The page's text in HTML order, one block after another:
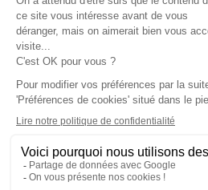
PAIEMENT
SÉCURISÉ
LIVRAISON
SELON
SERVICE CLIENT
ÉTHIQUE